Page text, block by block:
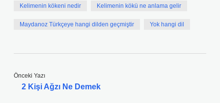
Kelimenin kökeni nedir Kelimenin kökü ne anlama gelir
Maydanoz Türkçeye hangi dilden geçmiştir Yok hangi dil
Önceki Yazı
2 Kişi Ağzı Ne Demek